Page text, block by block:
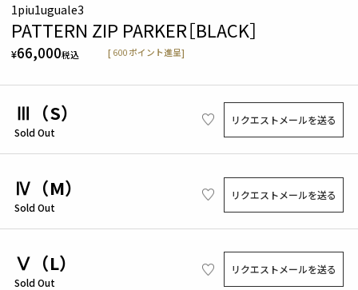
1piu1uguale3
PATTERN ZIP PARKER［BLACK］
¥66,000税込 [ 600 ポイント進呈]
Ⅲ（S）
Sold Out
リクエストメールを送る
Ⅳ（M）
Sold Out
リクエストメールを送る
Ⅴ（L）
Sold Out
リクエストメールを送る